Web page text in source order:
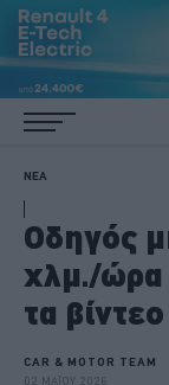
ΝΕΑ
Οδηγός
χλμ./ώρα
τα
CAR & MOTOR TEAM
02 ΜΑΪΟΥ 2026